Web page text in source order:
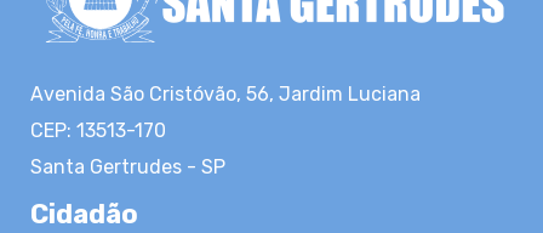
Avenida São Cristóvão, 56, Jardim Luciana
CEP: 13513-170
Santa Gertrudes - SP
Cidadão